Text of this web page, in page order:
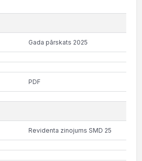
Gada pārskats 2025
PDF
Revidenta zinojums SMD 25